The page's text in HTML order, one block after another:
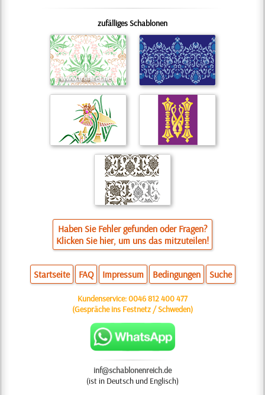
zufälliges Schablonen
Haben Sie Fehler gefunden oder Fragen?
Klicken Sie hier, um uns das mitzuteilen!
Startseite FAQ Impressum Bedingungen Suche
Kundenservice:0046 812 400 477
(Gespräche ins Festnetz / Schweden)
inf@schablonenreich.de
(ist in Deutsch und Englisch)